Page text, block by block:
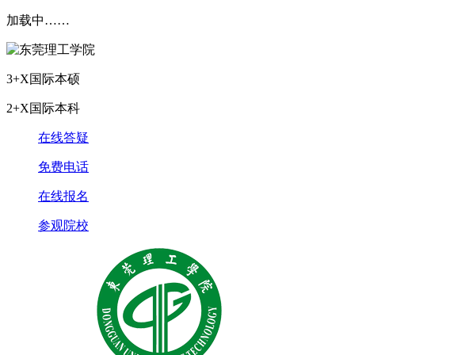
加载中……
3+X国际本硕
2+X国际本科
在线答疑
免费电话
在线报名
参观院校